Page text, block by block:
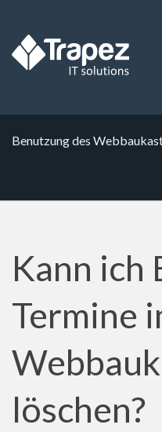
Benutzung des
Kann ich
Termine
löschen?